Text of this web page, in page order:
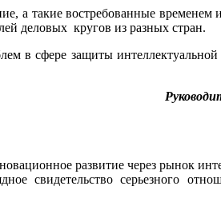
а такие востребованные
деловых кругов из разных стран.
в сфере защиты
развитие через рынок
свидетельство серьезного